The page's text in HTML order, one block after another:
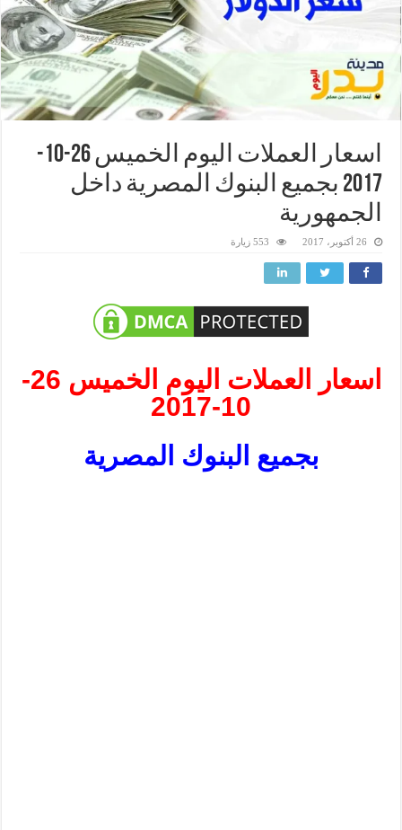
اسعار العملات اليوم الخميس 26-10-
2017 بجميع البنوك المصرية داخل
الجمهورية
26 أكتوبر، 2017 553 زيارة
اسعار العملات اليوم الخميس 26-
10-2017
بجميع البنوك المصرية